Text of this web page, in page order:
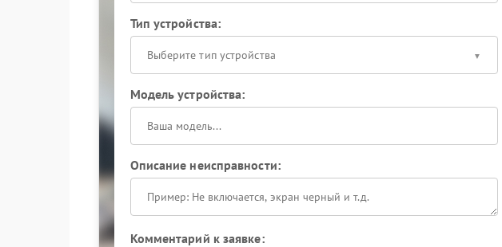
Тип устройства:
Выберите тип устройства
Модель устройства:
Описание неисправности:
Комментарий к заявке: